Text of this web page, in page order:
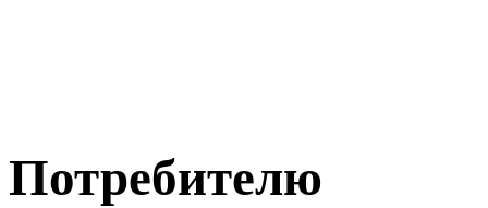
Потребителю